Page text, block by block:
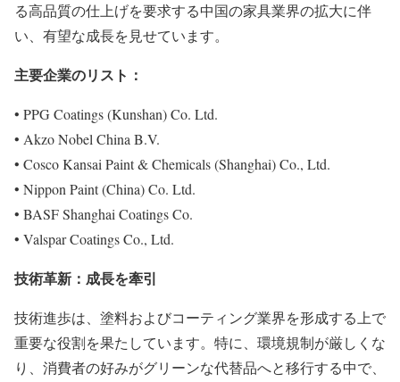
る高品質の仕上げを要求する中国の家具業界の拡大に伴
い、有望な成長を見せています。
主要企業のリスト：
• PPG Coatings (Kunshan) Co. Ltd.
• Akzo Nobel China B.V.
• Cosco Kansai Paint & Chemicals (Shanghai) Co., Ltd.
• Nippon Paint (China) Co. Ltd.
• BASF Shanghai Coatings Co.
• Valspar Coatings Co., Ltd.
技術革新：成長を牽引
技術進歩は、塗料およびコーティング業界を形成する上で
重要な役割を果たしています。特に、環境規制が厳しくな
り、消費者の好みがグリーンな代替品へと移行する中で、